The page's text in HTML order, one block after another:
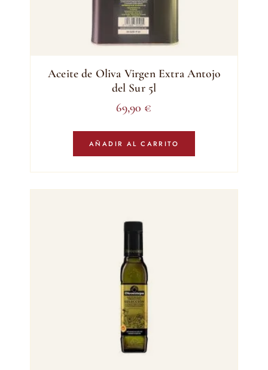
Aceite de Oliva Virgen Extra Antojo
del Sur 5l
69,90 €
AÑADIR AL CARRITO